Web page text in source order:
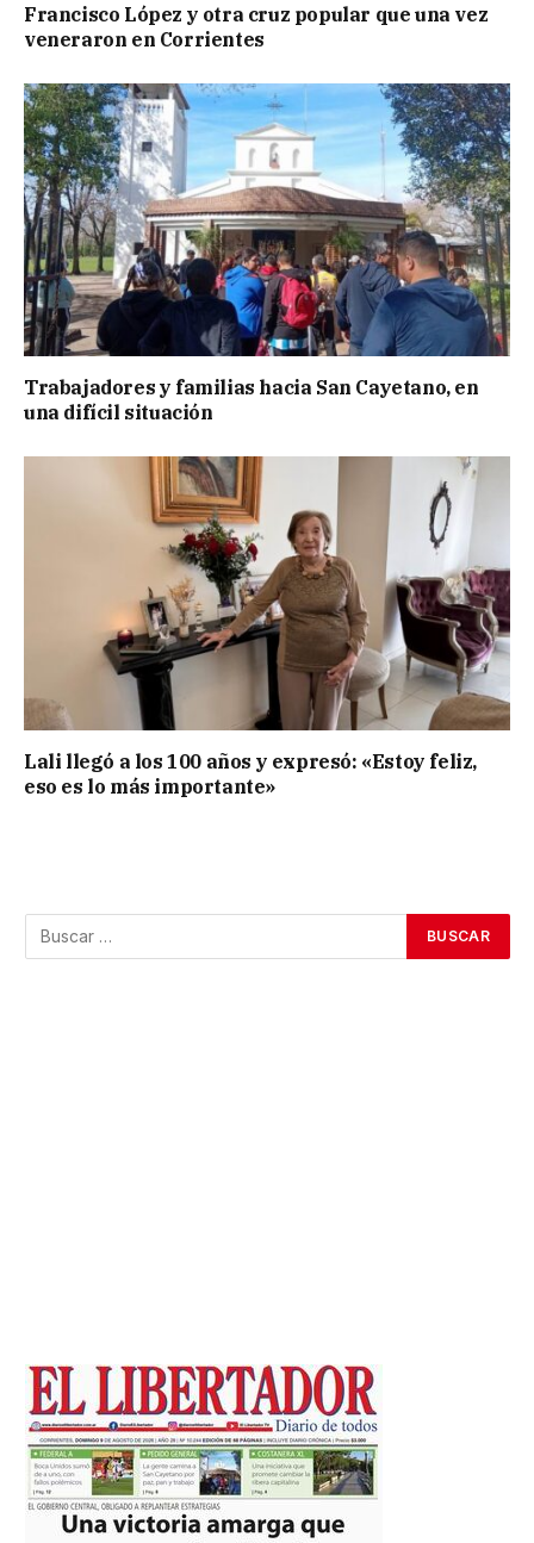
Francisco López y otra cruz popular que una vez
veneraron en Corrientes
Trabajadores y familias hacia San Cayetano, en
una difícil situación
Lali llegó a los 100 años y expresó: «Estoy feliz,
eso es lo más importante»